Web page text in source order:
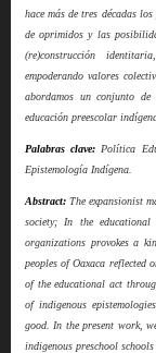
hace más de tres décadas
de oprimidos y las
(re)construcción
empoderando valores
abordamos un conjunto
educación preescolar
Palabras clave: Política
Epistemología Indígena.
Abstract:The expansionist
society; In the
organizations provokes a
peoples of Oaxaca reflected
of the educational act
of indigenous
good. In the present work,
indigenous preschool